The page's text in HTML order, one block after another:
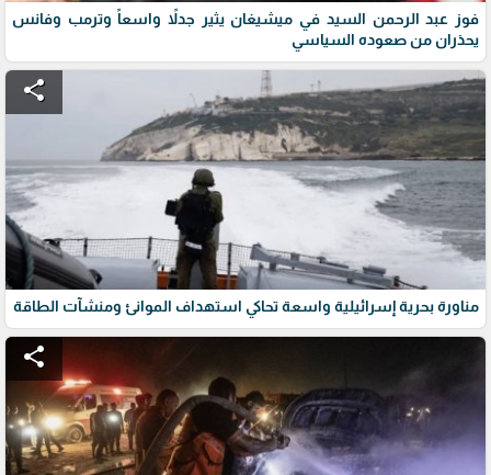
فوز عبد الرحمن السيد في ميشيغان يثير جدلاً واسعاً وترمب وفانس
يحذران من صعوده السياسي
share
مناورة بحرية إسرائيلية واسعة تحاكي استهداف الموانئ ومنشآت الطاقة
share